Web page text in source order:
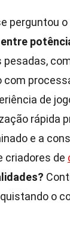
perguntou
pesadas,
com
de
rápida
e a
criadores de
o